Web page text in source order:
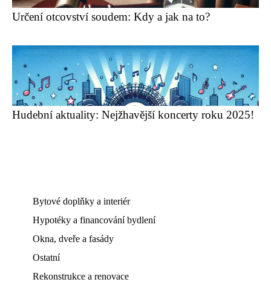
Určení otcovství soudem: Kdy a jak na to?
Hudební aktuality: Nejžhavější koncerty roku 2025!
Bytové doplňky a interiér
Hypotéky a financování bydlení
Okna, dveře a fasády
Ostatní
Rekonstrukce a renovace